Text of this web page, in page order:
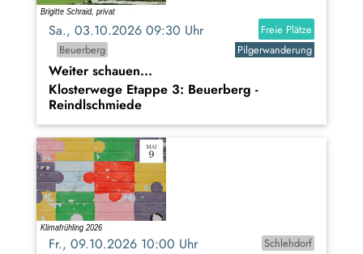
Sa., 03.10.2026 09:30 Uhr
Freie Plätze
Beuerberg
Pilgerwanderung
Weiter schauen...
Klosterwege Etappe 3: Beuerberg -
Reindlschmiede
Fr., 09.10.2026 10:00 Uhr Schlehdorf